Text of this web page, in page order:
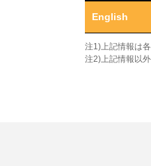
English
注1)上記情報は
注2)上記情報以